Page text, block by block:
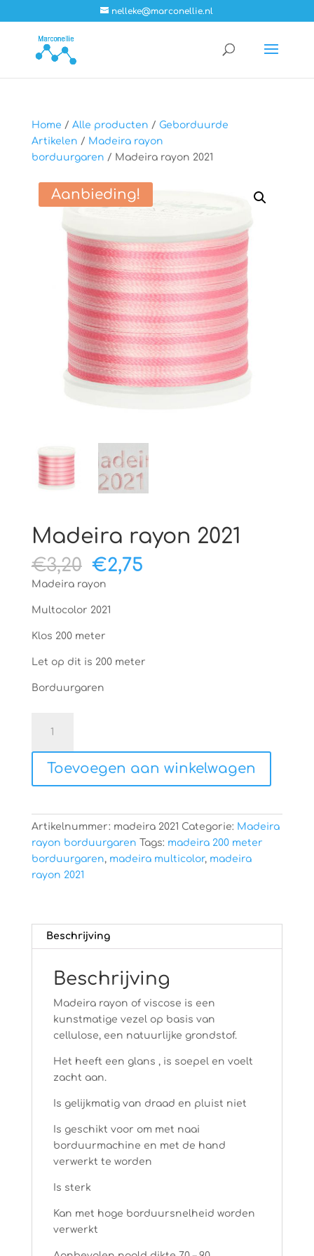
nelleke@marconellie.nl
Home / Alle producten / Geborduurde
Artikelen / Madeira rayon
borduurgaren / Madeira rayon 2021
Aanbieding!
Madeira rayon 2021
€3,20 Oorspronkelijke
prijs
€3,20.
€2,75Huidige
Madeira rayon
Multocolor 2021
Klos 200 meter
Let op dit is 200 meter
Borduurgaren
rayon
2021
aantal
Toevoegen aan winkelwagen
Artikelnummer: madeira 2021 Categorie: Madeira
rayon borduurgaren Tags: madeira 200 meter
borduurgaren, madeira multicolor, madeira
rayon 2021
Beschrijving
Beschrijving
Madeira rayon of viscose is een
kunstmatige vezel op basis van
cellulose, een natuurlijke grondstof.
Het heeft een glans , is soepel en voelt
zacht aan.
Is gelijkmatig van draad en pluist niet
Is geschikt voor om met naai
borduurmachine en met de hand
verwerkt te worden
Is sterk
Kan met hoge borduursnelheid worden
verwerkt